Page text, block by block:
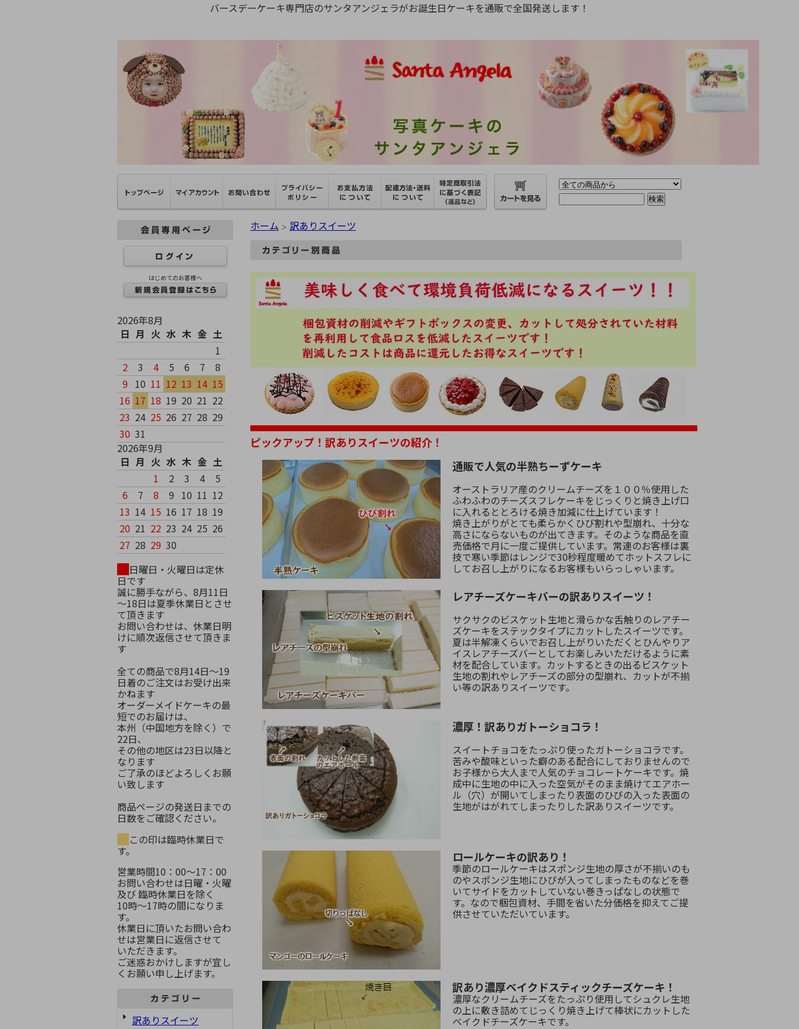
バースデーケーキ専門店のサンタアンジェラがお誕生日ケーキを通販で全国発送します！
はじめてのお客様へ
2026年8月
日 月 火 水 木 金 土
1
2
3 4 5 6 7
8
9 10 11 12 13 14 15
16 17 18 19 20 21 22
23 24 25 26 27 28 29
30 31
2026年9月
日 月 火 水 木 金 土
1
2 3 4
5
6
7 8 9 10 11 12
13 14 15 16 17 18 19
20 21 22 23 24 25 26
27 28 29 30
日曜日・火曜日は定休
日です
誠に勝手ながら、8月11日
～18日は夏季休業日とさせ
て頂きます
お問い合わせは、休業日明
けに順次返信させて頂きま
す
全ての商品で8月14日～19
日着のご注文はお受け出来
かねます
オーダーメイドケーキの最
短でのお届けは、
本州（中国地方を除く）で
22日、
その他の地区は23日以降と
なります
ご了承のほどよろしくお願
い致します
商品ページの発送日までの
日数をご確認ください。
この印は臨時休業日で
す。
営業時間10：00～17：00
お問い合わせは日曜・火曜
及び 臨時休業日を除く
10時～17時の間になりま
す。
休業日に頂いたお問い合わ
せは営業日に返信させて
いただきます。
ご迷惑おかけしますが宜し
くお願い申し上げます。
訳ありスイーツ
ホーム ＞ 訳ありスイーツ
ピックアップ！訳ありスイーツの紹介！
通販で人気の半熟ちーずケーキ
オーストラリア産のクリームチーズを１００％使用した
ふわふわのチーズスフレケーキをじっくりと焼き上げ口
に入れるととろける焼き加減に仕上げています！
焼き上がりがとても柔らかくひび割れや型崩れ、十分な
高さにならないものが出てきます。そのような商品を直
売価格で月に一度ご提供しています。常連のお客様は裏
技で寒い季節はレンジで30秒程度暖めてホットスフレに
してお召し上がりになるお客様もいらっしゃいます。
レアチーズケーキバーの訳ありスイーツ！
サクサクのビスケット生地と滑らかな舌触りのレアチー
ズケーキをステックタイプにカットしたスイーツです。
夏は半解凍くらいでお召し上がりいただくとひんやりア
イスレアチーズバーとしてお楽しみいただけるように素
材を配合しています。カットするときの出るビスケット
生地の割れやレアチーズの部分の型崩れ、カットが不揃
い等の訳ありスイーツです。
濃厚！訳ありガトーショコラ！
スイートチョコをたっぷり使ったガトーショコラです。
苦みや酸味といった癖のある配合にしておりませんので
お子様から大人まで人気のチョコレートケーキです。焼
成中に生地の中に入った空気がそのまま焼けてエアホー
ル（穴）が開いてしまったり表面のひびの入った表面の
生地がはがれてしまったりした訳ありスイーツです。
ロールケーキの訳あり！
季節のロールケーキはスポンジ生地の厚さが不揃いのも
のやスポンジ生地にひびが入ってしまったものなどを巻
いてサイドをカットしていない巻きっぱなしの状態で
す。なので梱包資材、手間を省いた分価格を抑えてご提
供させていただいています。
訳あり濃厚ベイクドスティックチーズケーキ！
濃厚なクリームチーズをたっぷり使用してシュクレ生地
の上に敷き詰めてじっくり焼き上げて棒状にカットした
ベイクドチーズケーキです。